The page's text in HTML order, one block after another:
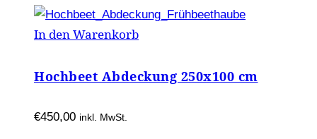
In den Warenkorb
Hochbeet Abdeckung 250x100 cm
€450,00 inkl. MwSt.